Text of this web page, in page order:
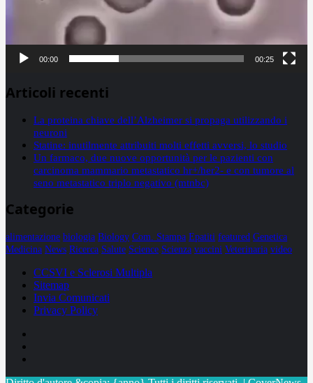
00:00 00:25
Articoli recenti
La proteina chiave dell’Alzheimer si propaga utilizzando i
neuroni
Statine: inutilmente attribuiti molti effetti avversi, lo studio
Un farmaco, due nuove opportunità per le pazienti con
carcinoma mammario metastatico hr+/her2- e con tumore al
seno metastatico triplo negativo (mtnbc)
Categorie
alimentazione biologia Biology Com. Stampa Epatiti featured Genetica
Medicina News Ricerca Salute Science Scienza vaccini Veterinaria video
CCSVI e Sclerosi Multipla
Sitemap
Invia Comunicati
Privacy Policy